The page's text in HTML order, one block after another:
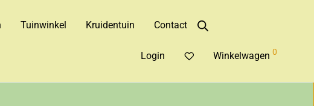
Tuinwinkel Kruidentuin Contact
Login Winkelwagen 0